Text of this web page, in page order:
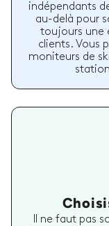
indépendants
au-delà pour
toujours une
clients. Vous
moniteurs de
Il ne faut pas